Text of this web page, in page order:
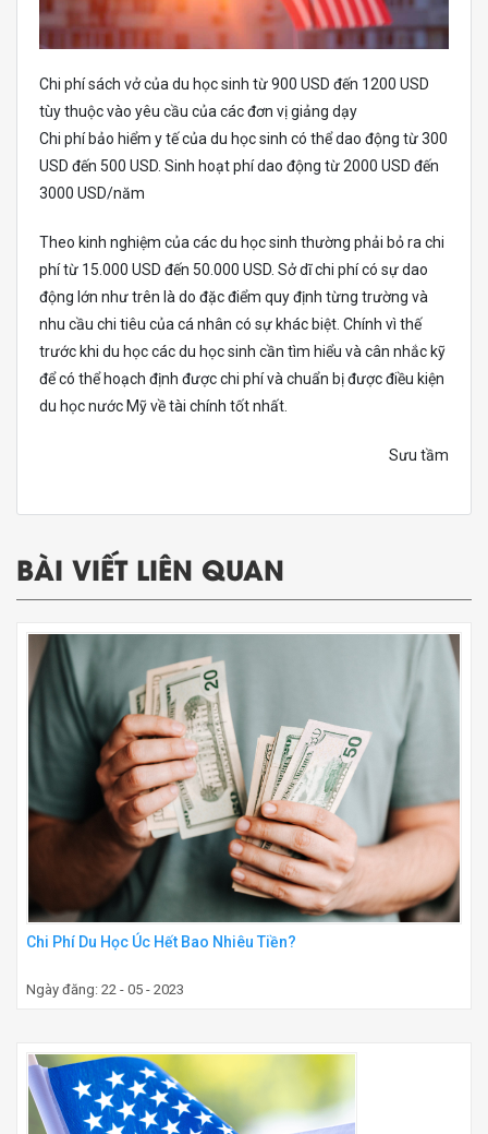
Chi phí sách vở của du học sinh từ 900 USD đến 1200 USD
tùy thuộc vào yêu cầu của các đơn vị giảng dạy
Chi phí bảo hiểm y tế của du học sinh có thể dao động từ 300
USD đến 500 USD. Sinh hoạt phí dao động từ 2000 USD đến
3000 USD/năm
Theo kinh nghiệm của các du học sinh thường phải bỏ ra chi
phí từ 15.000 USD đến 50.000 USD. Sở dĩ chi phí có sự dao
động lớn như trên là do đặc điểm quy định từng trường và
nhu cầu chi tiêu của cá nhân có sự khác biệt. Chính vì thế
trước khi du học các du học sinh cần tìm hiểu và cân nhắc kỹ
để có thể hoạch định được chi phí và chuẩn bị được điều kiện
du học nước Mỹ về tài chính tốt nhất.
Sưu tầm
BÀI VIẾT LIÊN QUAN
Chi Phí Du Học Úc Hết Bao Nhiêu Tiền?
Ngày đăng: 22 - 05 - 2023